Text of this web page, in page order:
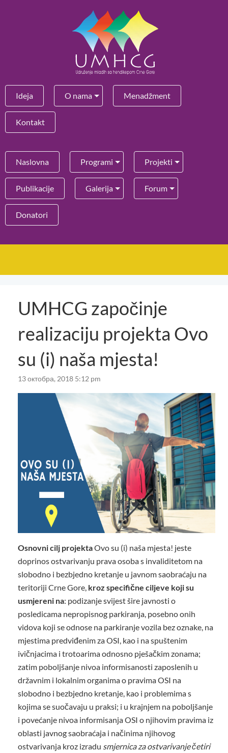
Ideja O nama Menadžment
Kontakt
Naslovna Programi Projekti
Publikacije Galerija Forum
Donatori
UMHCG započinje
realizaciju projekta Ovo
su (i) naša mjesta!
13 октобра, 2018 5:12 pm
Osnovni cilj projektaOvo su (i) naša mjesta! jeste
doprinos ostvarivanju prava osoba s invaliditetom na
slobodno i bezbjedno kretanje u javnom saobraćaju na
teritoriji Crne Gore, kroz specifične ciljeve koji su
usmjereni na: podizanje svijest šire javnosti o
posledicama nepropisnog parkiranja, posebno onih
vidova koji se odnose na parkiranje vozila bez oznake, na
mjestima predviđenim za OSI, kao i na spuštenim
ivičnjacima i trotoarima odnosno pješačkim zonama;
zatim poboljšanje nivoa informisanosti zaposlenih u
državnim i lokalnim organima o pravima OSI na
slobodno i bezbjedno kretanje, kao i problemima s
kojima se suočavaju u praksi; i u krajnjem na poboljšanje
i povećanje nivoa informisanja OSI o njihovim pravima iz
oblasti javnog saobraćaja i načinima njihovog
ostvarivanja kroz izradu smjernica za ostvarivanje četiri